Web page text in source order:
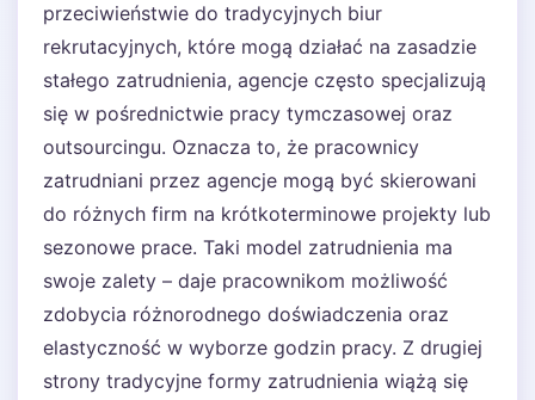
przeciwieństwie do tradycyjnych biur
rekrutacyjnych, które mogą działać na zasadzie
stałego zatrudnienia, agencje często specjalizują
się w pośrednictwie pracy tymczasowej oraz
outsourcingu. Oznacza to, że pracownicy
zatrudniani przez agencje mogą być skierowani
do różnych firm na krótkoterminowe projekty lub
sezonowe prace. Taki model zatrudnienia ma
swoje zalety – daje pracownikom możliwość
zdobycia różnorodnego doświadczenia oraz
elastyczność w wyborze godzin pracy. Z drugiej
strony tradycyjne formy zatrudnienia wiążą się